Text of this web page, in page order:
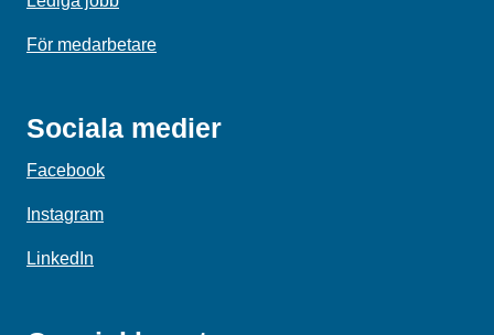
För medarbetare
Sociala medier
Facebook
Instagram
LinkedIn